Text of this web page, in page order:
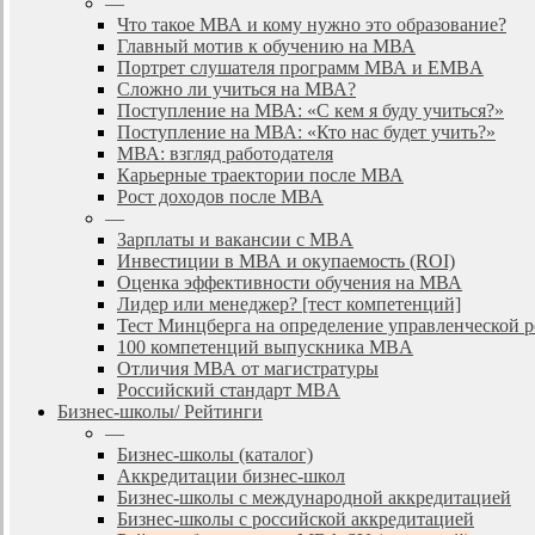
Что такое МВА и кому нужно это образование?
Главный мотив к обучению на МВА
Портрет слушателя программ МВА и EMBA
Сложно ли учиться на МВА?
Поступление на МВА: «С кем я буду учиться?»
Поступление на МВА: «Кто нас будет учить?»
МВА: взгляд работодателя
Карьерные траектории после МВА
Рост доходов после МВА
—
Зарплаты и вакансии с MBA
Инвестиции в МВА и окупаемость (ROI)
Оценка эффективности обучения на МВА
Лидер или менеджер? [тест компетенций]
Тест Минцберга на определение управленческой
100 компетенций выпускника MBA
Отличия МВА от магистратуры
Российский стандарт MBA
Бизнес-школы/ Рейтинги
—
Бизнес-школы (каталог)
Аккредитации бизнес-школ
Бизнес-школы с международной аккредитацией
Бизнес-школы с российской аккредитацией